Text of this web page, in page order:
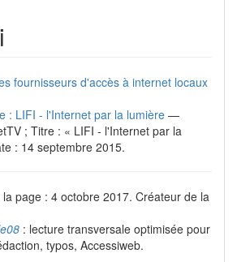
fournisseurs d'accès à internet locaux
: LIFI - l'Internet par la lumière —
; Titre : « LIFI - l'Internet par la
: 14 septembre 2015.
page : 4 octobre 2017. Créateur de la
: lecture transversale optimisée pour
typos, Accessiweb.